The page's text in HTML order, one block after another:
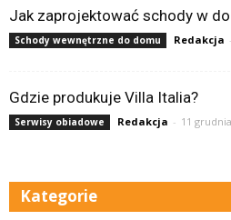
Jak zaprojektować schody w
Schody wewnętrzne do domu Redakcja -
Gdzie produkuje Villa Italia?
Serwisy obiadowe Redakcja - 11
Kategorie